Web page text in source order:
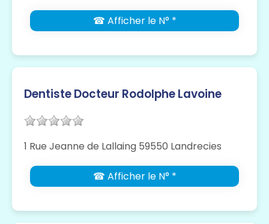
☎ Afficher le N° *
Dentiste Docteur Rodolphe Lavoine
1 Rue Jeanne de Lallaing 59550 Landrecies
☎ Afficher le N° *